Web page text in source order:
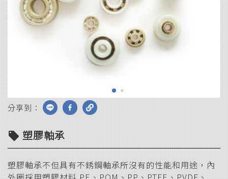
分享到：
local_offer塑膠軸承
塑膠軸承不但具有不銹鋼軸承所沒有的性能和用途，內